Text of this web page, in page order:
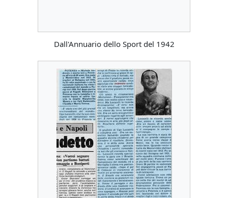
Dall'Annuario dello Sport del 1942